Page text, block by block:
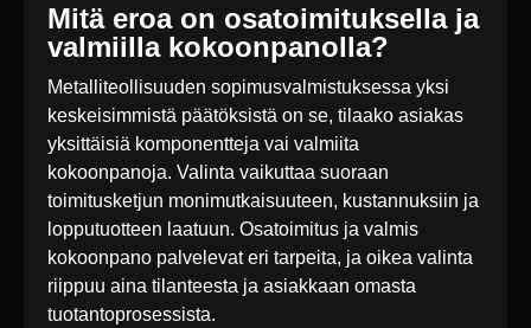
Mitä eroa on osatoimituksella ja
valmiilla kokoonpanolla?
Metalliteollisuuden sopimusvalmistuksessa yksi
keskeisimmistä päätöksistä on se, tilaako asiakas
yksittäisiä komponentteja vai valmiita
kokoonpanoja. Valinta vaikuttaa suoraan
toimitusketjun monimutkaisuuteen, kustannuksiin ja
lopputuotteen laatuun. Osatoimitus ja valmis
kokoonpano palvelevat eri tarpeita, ja oikea valinta
riippuu aina tilanteesta ja asiakkaan omasta
tuotantoprosessista.